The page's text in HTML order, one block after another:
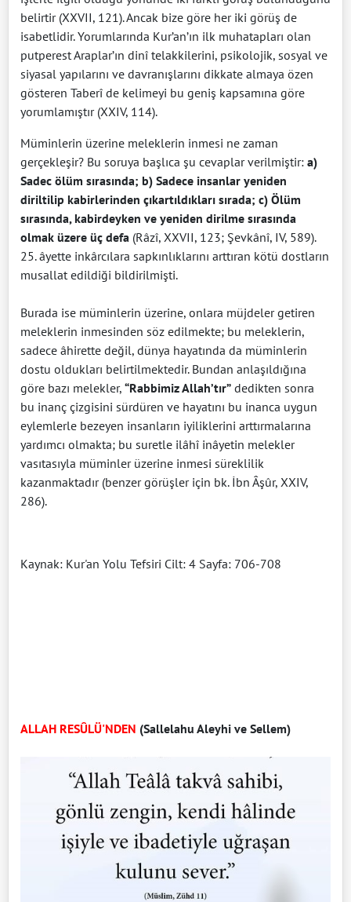
belirtir (XXVII, 121). Ancak bize göre her iki görüş de
isabetlidir. Yorumlarında Kur’an’ın ilk muhatapları olan
putperest Araplar’ın dinî telakkilerini, psikolojik, sosyal ve
siyasal yapılarını ve davranışlarını dikkate almaya özen
gösteren Taberî de kelimeyi bu geniş kapsamına göre
yorumlamıştır (XXIV, 114).
Müminlerin üzerine meleklerin inmesi ne zaman
gerçekleşir? Bu soruya başlıca şu cevaplar verilmiştir: a)
Sadec ölüm sırasında; b) Sadece insanlar yeniden
diriltilip kabirlerinden çıkartıldıkları sırada; c) Ölüm
sırasında, kabirdeyken ve yeniden dirilme sırasında
olmak üzere üç defa (Râzî, XXVII, 123; Şevkânî, IV, 589).
25. âyette inkârcılara sapkınlıklarını arttıran kötü dostların
musallat edildiği bildirilmişti.
Burada ise müminlerin üzerine, onlara müjdeler getiren
meleklerin inmesinden söz edilmekte; bu meleklerin,
sadece âhirette değil, dünya hayatında da müminlerin
dostu oldukları belirtilmektedir. Bundan anlaşıldığına
göre bazı melekler, “Rabbimiz Allah’tır” dedikten sonra
bu inanç çizgisini sürdüren ve hayatını bu inanca uygun
eylemlerle bezeyen insanların iyiliklerini arttırmalarına
yardımcı olmakta; bu suretle ilâhî inâyetin melekler
vasıtasıyla müminler üzerine inmesi süreklilik
kazanmaktadır (benzer görüşler için bk. İbn Âşûr, XXIV,
286).
Kaynak: Kur'an Yolu Tefsiri Cilt: 4 Sayfa: 706-708
ALLAH RESÛLÜ'NDEN (Sallelahu Aleyhi ve Sellem)